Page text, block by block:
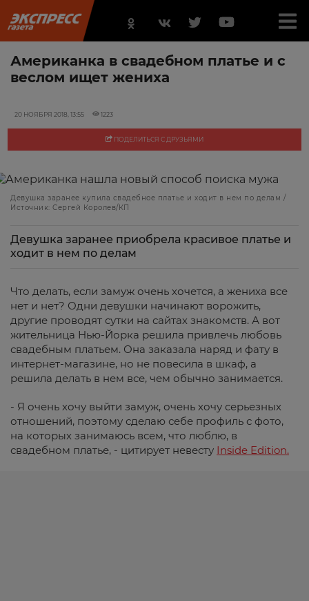
Американка в свадебном платье и с
веслом ищет жениха
20 НОЯБРЯ 2018, 13:55 1223
ПОДЕЛИТЬСЯ С ДРУЗЬЯМИ
Девушка заранее купила свадебное платье и ходит в нем по делам /
Источник: Сергей Королев/КП
Девушка заранее приобрела красивое платье и
ходит в нем по делам
Что делать, если замуж очень хочется, а жениха все
нет и нет? Одни девушки начинают ворожить,
другие проводят сутки на сайтах знакомств. А вот
жительница Нью-Йорка решила привлечь любовь
свадебным платьем. Она заказала наряд и фату в
интернет-магазине, но не повесила в шкаф, а
решила делать в нем все, чем обычно занимается.
- Я очень хочу выйти замуж, очень хочу серьезных
отношений, поэтому сделаю себе профиль с фото,
на которых занимаюсь всем, что люблю, в
свадебном платье, - цитирует невесту Inside Edition.